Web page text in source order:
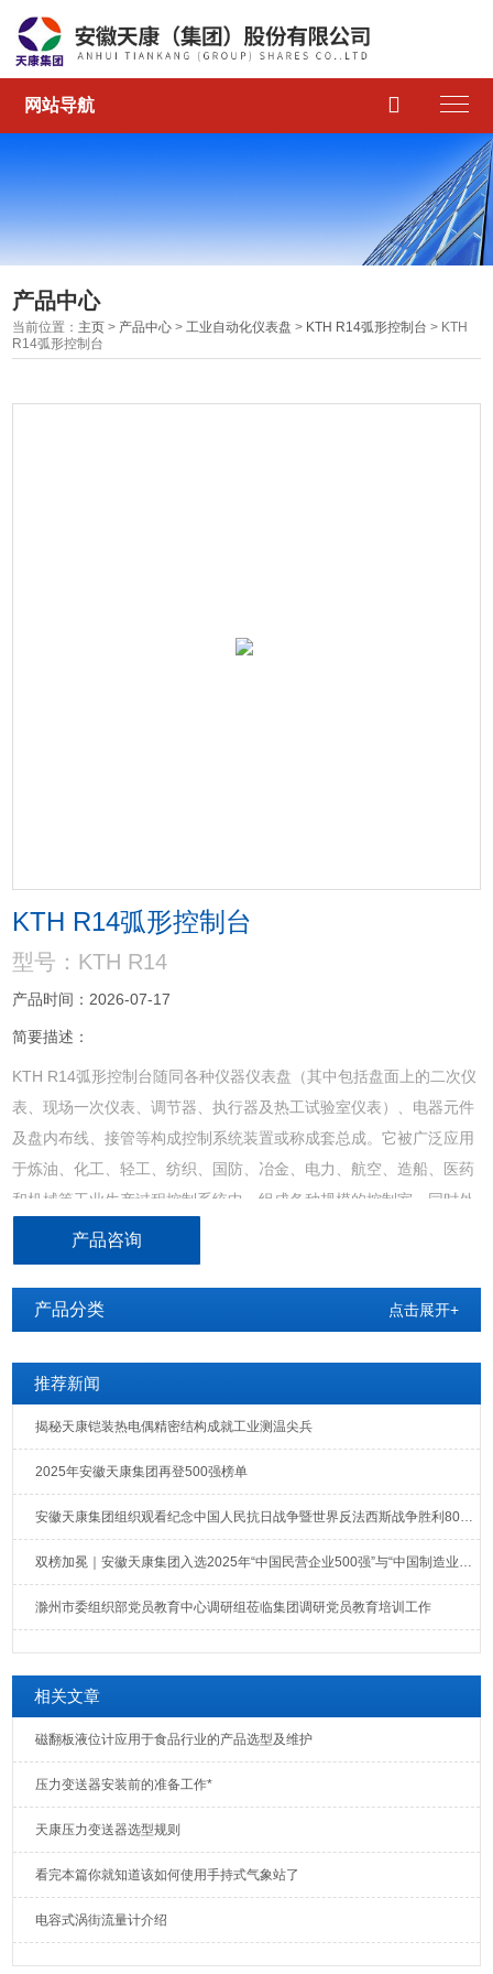
网站导航 
产品中心
当前位置： 主页 > 产品中心 >工业自动化仪表盘 > KTH R14弧形控制台 > KTH
R14弧形控制台
KTH R14弧形控制台
型号：KTH R14
产品时间：2026-07-17
简要描述：
KTH R14弧形控制台随同各种仪器仪表盘（其中包括盘面上的二次仪
表、现场一次仪表、调节器、执行器及热工试验室仪表）、电器元件
及盘内布线、接管等构成控制系统装置或称成套总成。它被广泛应用
于炼油、化工、轻工、纺织、国防、冶金、电力、航空、造船、医药
和机械等工业生产过程控制系统中，组成各种规模的控制室，同时外
带照明便于在光线不好的地方控制操作。
产品咨询
产品分类 点击展开+
推荐新闻
揭秘天康铠装热电偶精密结构成就工业测温尖兵
2025年安徽天康集团再登500强榜单
安徽天康集团组织观看纪念中国人民抗日战争暨世界反法西斯战争胜利80周年大会直播
双榜加冕｜安徽天康集团入选2025年“中国民营企业500强”与“中国制造业民营企业500强”榜单
滁州市委组织部党员教育中心调研组莅临集团调研党员教育培训工作
相关文章
磁翻板液位计应用于食品行业的产品选型及维护
压力变送器安装前的准备工作*
天康压力变送器选型规则
看完本篇你就知道该如何使用手持式气象站了
电容式涡街流量计介绍